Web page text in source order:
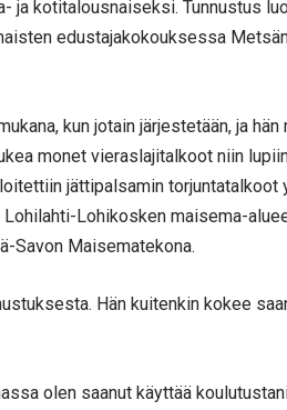
ja kotitalousnaiseksi. Tunnustus
edustajakokouksessa
kun jotain järjestetään, ja
monet vieraslajitalkoot niin
jättipalsamin torjuntatalkoot
Lohikosken maisema-
Savon Maisematekona.
Hän kuitenkin kokee
olen saanut käyttää